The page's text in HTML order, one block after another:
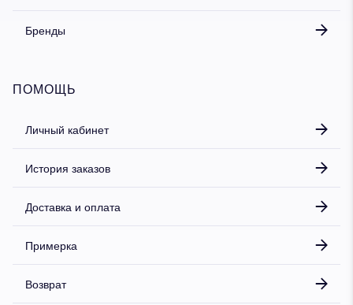
Бренды
ПОМОЩЬ
Личный кабинет
История заказов
Доставка и оплата
Примерка
Возврат